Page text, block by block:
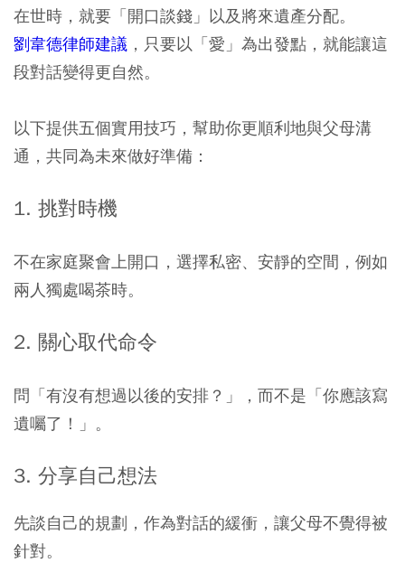
在世時，就要「開口談錢」以及將來遺產分配。
劉韋德律師建議 ，只要以「愛」為出發點，就能讓這
段對話變得更自然。
以下提供五個實用技巧，幫助你更順利地與父母溝
通，共同為未來做好準備：
1. 挑對時機
不在家庭聚會上開口，選擇私密、安靜的空間，例如
兩人獨處喝茶時。
2. 關心取代命令
問「有沒有想過以後的安排？」，而不是「你應該寫
遺囑了！」。
3. 分享自己想法
先談自己的規劃，作為對話的緩衝，讓父母不覺得被
針對。